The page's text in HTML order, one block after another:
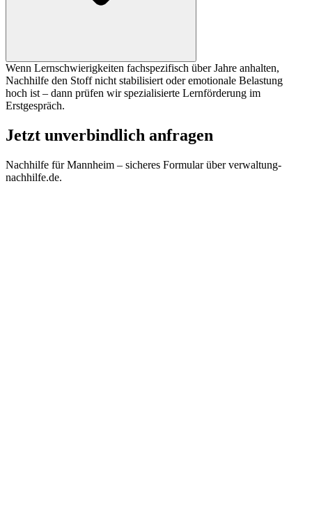
Wenn Lernschwierigkeiten fachspezifisch über Jahre anhalten,
Nachhilfe den Stoff nicht stabilisiert oder emotionale Belastung
hoch ist – dann prüfen wir spezialisierte Lernförderung im
Erstgespräch.
Jetzt unverbindlich anfragen
Nachhilfe fürMannheim – sicheres Formular über verwaltung-
nachhilfe.de.